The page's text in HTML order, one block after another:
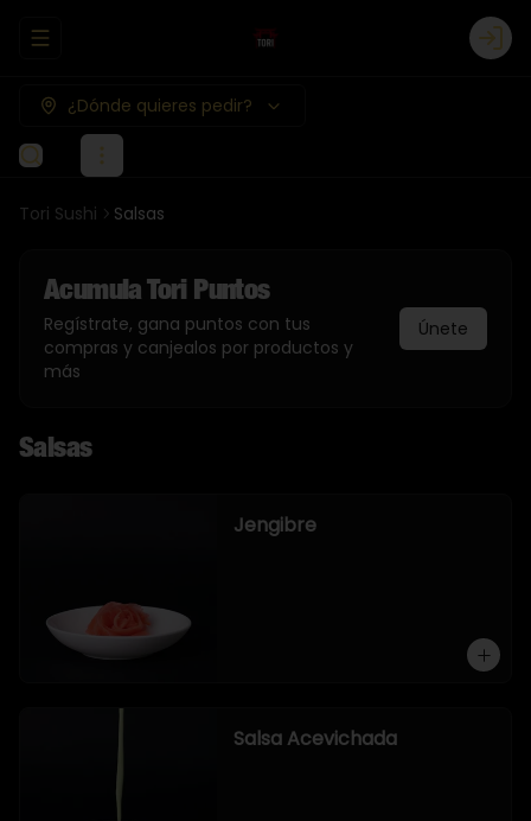
Abrir menu de navegación Login
¿Dónde quieres pedir?
Tori Sushi Salsas
AcumulaTori Puntos
Regístrate, gana puntos con tus
compras y canjealos por productos y
más
Únete
Salsas
Jengibre
Salsa Acevichada